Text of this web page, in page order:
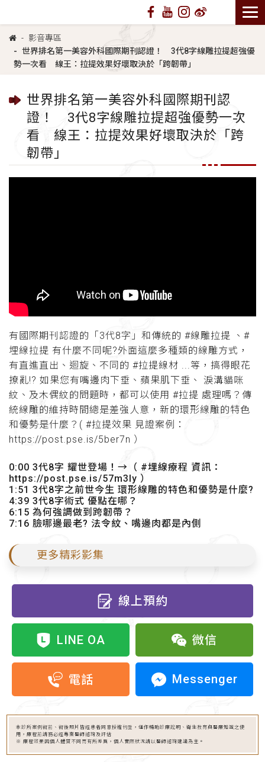
影音專區
世界排名第一美容外科國際期刊認證！ 3代8字線雕拉提超強優
勢一次看 線王：拉提效果好壞取決於「跨韌帶」
世界排名第一美容外科國際期刊認
證！ 3代8字線雕拉提超強優勢一次
看 線王：拉提效果好壞取決於「跨
韌帶」
有國際期刊認證的「3代8字」和傳統的 #線雕拉提 、#
埋線拉提 有什麼不同呢?外面這麼多種類的線雕方式，
有直進直出、迴旋、不同的 #拉提線材 ...等，搞得眼花
撩亂!? 如果您有嘴邊肉下垂、蘋果肌下垂、 淚溝貓咪
紋、及木偶紋的問題時，都可以使用 #拉提 處理嗎？傳
統線雕的維持時間總是差強人意，新的環形線雕的特色
和優勢是什麼？( #拉提效果 見證案例：
https://post.pse.is/5ber7n ）
0:00 3代8字 耀世登場！→（ #埋線療程 資訊：
https://post.pse.is/57m3ly ）
1:51 3代8字之前世今生 環形線雕的特色和優勢是什麼?
4:39 3代8字術式 優點在哪？
6:15 為何強調做到跨韌帶？
7:16 臉哪邊最老? 法令紋、嘴邊肉都是內側
更多精彩影集
線上預約
LINE OA 微信
電話 Messenger
本診所案例術前、術後照片皆經患者同意授權刊登，僅作輔助診療說明、衛生教育與醫療知識之使
用，療程前請務必經專業醫師諮詢及評估
※ 療程效果因個人體質不同而有所差異，個人實際狀況請以醫師諮詢建議為主。